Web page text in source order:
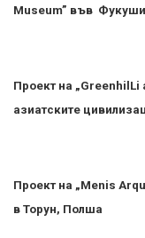
Museum” във
Проект на
азиатските
Проект на „Menis
в Торун, Полша